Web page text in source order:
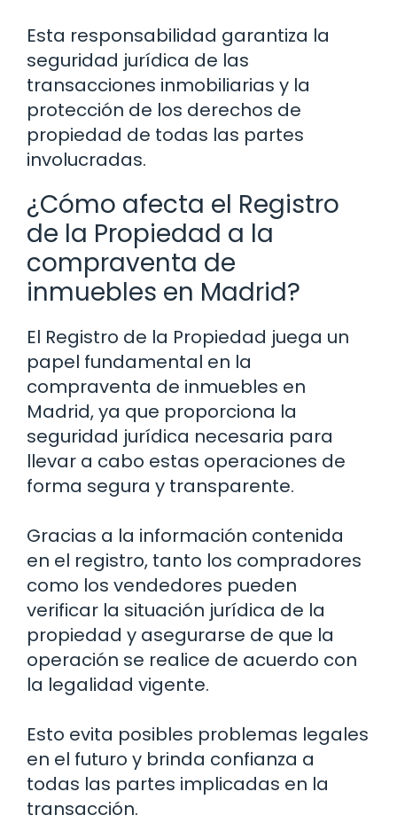
Esta responsabilidad garantiza la
seguridad jurídica de las
transacciones inmobiliarias y la
protección de los derechos de
propiedad de todas las partes
involucradas.
¿Cómo afecta el Registro
de la Propiedad a la
compraventa de
inmuebles en Madrid?
El Registro de la Propiedad juega un
papel fundamental en la
compraventa de inmuebles en
Madrid, ya que proporciona la
seguridad jurídica necesaria para
llevar a cabo estas operaciones de
forma segura y transparente.
Gracias a la información contenida
en el registro, tanto los compradores
como los vendedores pueden
verificar la situación jurídica de la
propiedad y asegurarse de que la
operación se realice de acuerdo con
la legalidad vigente.
Esto evita posibles problemas legales
en el futuro y brinda confianza a
todas las partes implicadas en la
transacción.